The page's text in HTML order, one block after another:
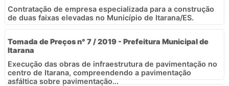
Contratação de empresa especializada para a construção
de duas faixas elevadas no Município de Itarana/ES.
Tomada de Preços n° 7 / 2019 - Prefeitura Municipal de
Itarana
Execução das obras de infraestrutura de pavimentação no
centro de Itarana, compreendendo a pavimentação
asfáltica sobre pavimentação...